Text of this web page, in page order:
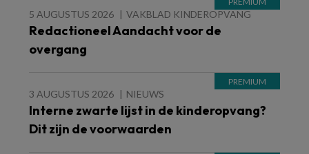
5 AUGUSTUS 2026 VAKBLAD KINDEROPVANG
Redactioneel Aandacht voor de
overgang
3 AUGUSTUS 2026 NIEUWS
Interne zwarte lijst in de kinderopvang?
Dit zijn de voorwaarden